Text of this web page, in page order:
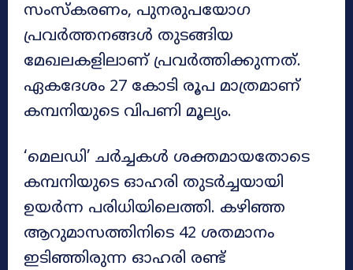
സംസ്കരണം, പുനരുപയോഗ
പ്രവർത്തനങ്ങൾ തുടങ്ങിയ
മേഖലകളിലാണ് പ്രവർത്തിക്കുന്നത്.
ഏകദേശം 27 കോടി രൂപ മാത്രമാണ്
കമ്പനിയുടെ വിപണി മൂല്യം.
‘മെലഡി’ ചർച്ചകൾ ശക്തമായതോടെ
കമ്പനിയുടെ ഓഹരി തുടർച്ചയായി
ഉയർന്ന പരിധിയിലെത്തി. കഴിഞ്ഞ
ആറുമാസത്തിനിടെ 42 ശതമാനം
ഇടിഞ്ഞിരുന്ന ഓഹരി രണ്ട്